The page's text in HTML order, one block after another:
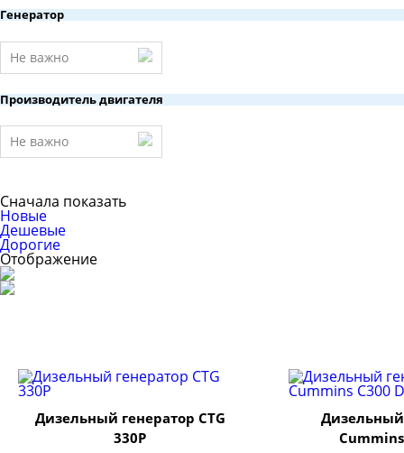
Генератор
Не важно
Производитель двигателя
Не важно
Сначала показать
Новые
Дешевые
Дорогие
Отображение
Дизельный генератор CTG
330P
Дизельный